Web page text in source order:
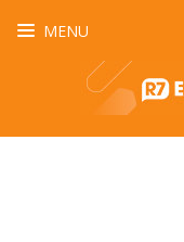
MENU